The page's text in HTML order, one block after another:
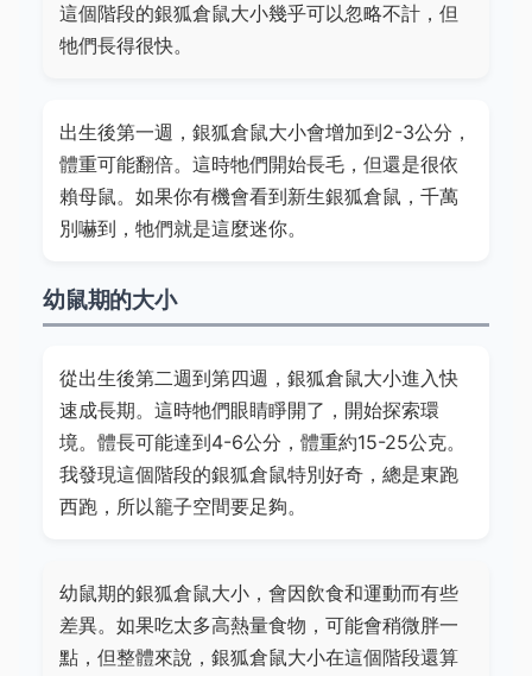
這個階段的銀狐倉鼠大小幾乎可以忽略不計，但
牠們長得很快。
出生後第一週，銀狐倉鼠大小會增加到2-3公分，
體重可能翻倍。這時牠們開始長毛，但還是很依
賴母鼠。如果你有機會看到新生銀狐倉鼠，千萬
別嚇到，牠們就是這麼迷你。
幼鼠期的大小
從出生後第二週到第四週，銀狐倉鼠大小進入快
速成長期。這時牠們眼睛睜開了，開始探索環
境。體長可能達到4-6公分，體重約15-25公克。
我發現這個階段的銀狐倉鼠特別好奇，總是東跑
西跑，所以籠子空間要足夠。
幼鼠期的銀狐倉鼠大小，會因飲食和運動而有些
差異。如果吃太多高熱量食物，可能會稍微胖一
點，但整體來說，銀狐倉鼠大小在這個階段還算